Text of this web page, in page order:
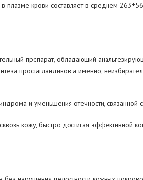
плазме крови составляет в среднем
препарат, обладающий
простагландинов а именно,
и уменьшения отечности, связанной
кожу, быстро достигая эффективной